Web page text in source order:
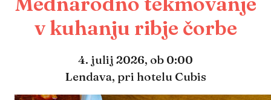
v kuhanju ribje čorbe
4. julij 2026, ob 0:00
Lendava, pri hotelu Cubis